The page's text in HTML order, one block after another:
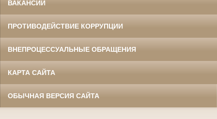
ВАКАНСИИ
ПРОТИВОДЕЙСТВИЕ КОРРУПЦИИ
ВНЕПРОЦЕССУАЛЬНЫЕ ОБРАЩЕНИЯ
КАРТА САЙТА
ОБЫЧНАЯ ВЕРСИЯ САЙТА